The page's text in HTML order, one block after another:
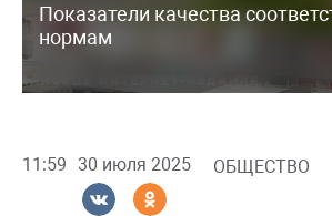
Показатели качества
нормам
11:59 30 июля 2025 ОБЩЕСТВО